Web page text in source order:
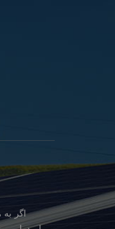
اگر